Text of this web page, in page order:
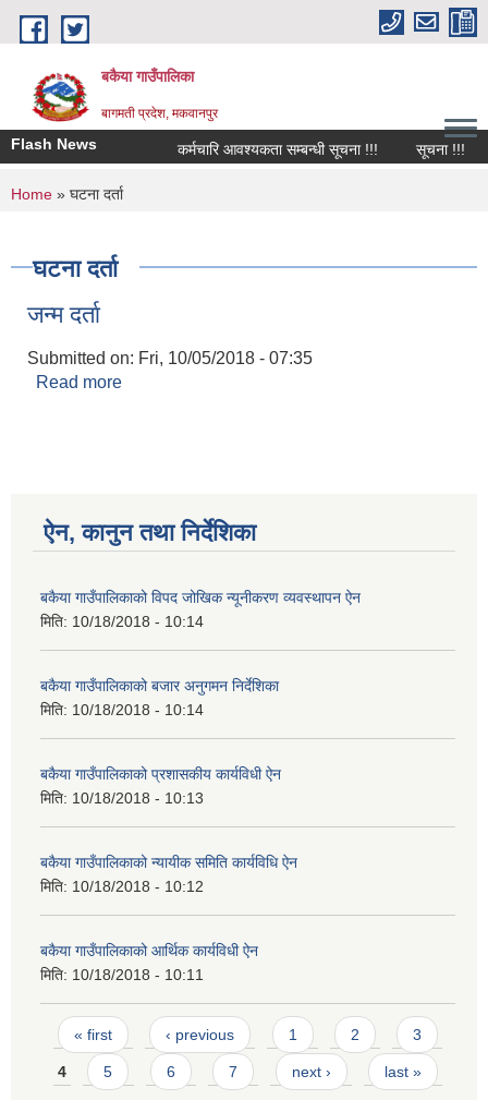
Skip to main content
बकैया गाउँपालिका
बागमती प्रदेश, मकवानपुर
Flash News कर्मचारि आवश्यकता सम्बन्धी सूचना !!! सूचना !!!
You are here
Home » घटना दर्ता
घटना दर्ता
जन्‍म दर्ता
Submitted on: Fri, 10/05/2018 - 07:35
Read more
ऐन, कानुन तथा निर्देशिका
बकैया गाउँपालिकाको विपद जोखिक न्यूनीकरण व्यवस्थापन ऐन
मिति: 10/18/2018 - 10:14
बकैया गाउँपालिकाको बजार अनुगमन निर्देशिका
मिति: 10/18/2018 - 10:14
बकैया गाउँपालिकाको प्रशासकीय कार्यविधी ऐन
मिति: 10/18/2018 - 10:13
बकैया गाउँपालिकाको न्यायीक समिति कार्यविधि ऐन
मिति: 10/18/2018 - 10:12
बकैया गाउँपालिकाको आर्थिक कार्यविधी ऐन
मिति: 10/18/2018 - 10:11
Pages
« first ‹ previous 1 2 3
4 5 6 7 next › last »